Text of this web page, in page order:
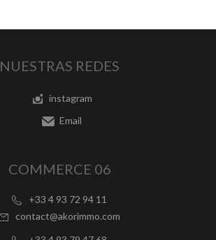
NUESTRAS REDES
instagram
Email
COMMERCE 06
+33 4 93 72 94 11
contact@akorimmo.com